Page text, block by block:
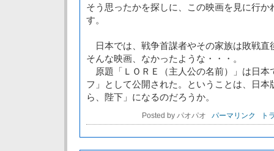
そう思ったかを探しに、この映画を見に行か
す。
日本では、戦争首謀者やその家族は敗戦直
そんな映画、なかったような・・・。
原題「ＬＯＲＥ（主人公の名前）」は日本
フ」として公開された。ということは、日
ら、陛下」になるのだろうか。
Posted by パオパオ パーマリンク ト